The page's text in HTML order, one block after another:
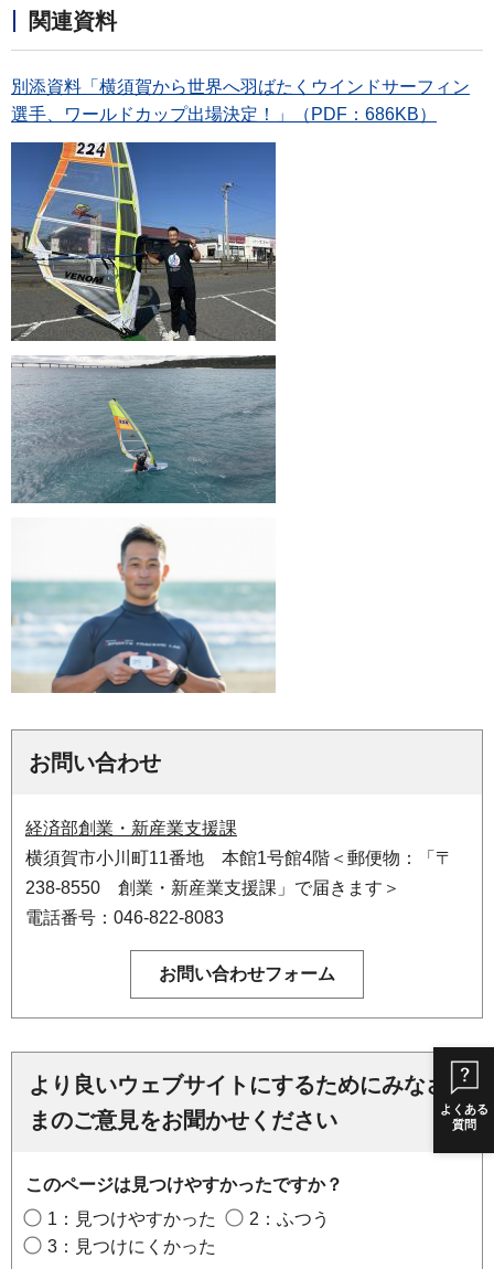
よくある
質問
関連資料
別添資料「横須賀から世界へ羽ばたくウインドサーフィン
選手、ワールドカップ出場決定！」（PDF：686KB）
お問い合わせ
経済部創業・新産業支援課
横須賀市小川町11番地 本館1号館4階＜郵便物：「〒
238-8550 創業・新産業支援課」で届きます＞
電話番号：046-822-8083
より良いウェブサイトにするためにみなさ
まのご意見をお聞かせください
このページは見つけやすかったですか？
1：見つけやすかった
2：ふつう
3：見つけにくかった